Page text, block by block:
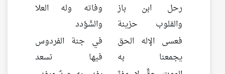
رحل ابن باز
والقلوب حزينة
وفاته وله العلا
والسُّؤدد
فعسى الإله الحق
يجمعنا به
في جنة الفردوس
فيها نسعد